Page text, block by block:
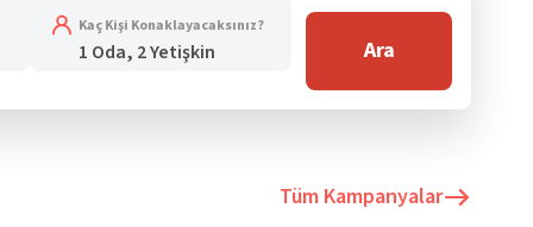
Kaç Kişi Konaklayacaksınız?
1 Oda, 2 Yetişkin Ara
Tüm Kampanyalar